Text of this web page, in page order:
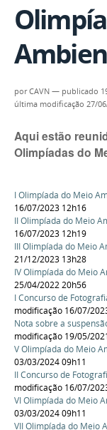
porCAVN — publicado
última modificação 27/
Aqui estão
Olimpíadas do
I Olimpíada do Meio
16/07/2023 12h16
II Olimpíada do Meio
16/07/2023 12h19
III Olimpíada do Meio
21/12/2023 13h28
IV Olimpíada do Meio
25/04/2022 20h56
I Concurso de
modificação 16/07/
Nota sobre a
modificação 19/05/
V Olimpíada do Meio
03/03/2024 09h11
II Concurso de
modificação 16/07/
VI Olimpíada do Meio
03/03/2024 09h11
VII Olimpíada do Meio